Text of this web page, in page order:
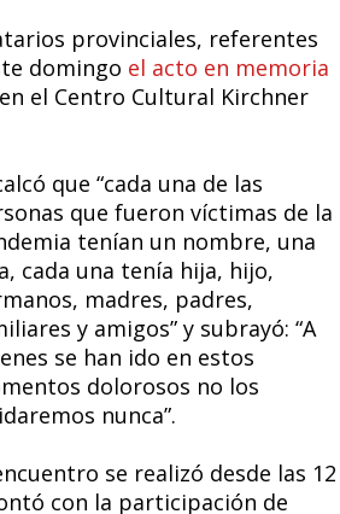
provinciales, referentes
domingo el acto en memoria
el Centro Cultural Kirchner
que “cada una de las
que fueron víctimas de la
tenían un nombre, una
cada una tenía hija, hijo,
madres, padres,
y amigos” y subrayó: “A
se han ido en estos
dolorosos no los
nunca”.
se realizó desde las 12
con la participación de